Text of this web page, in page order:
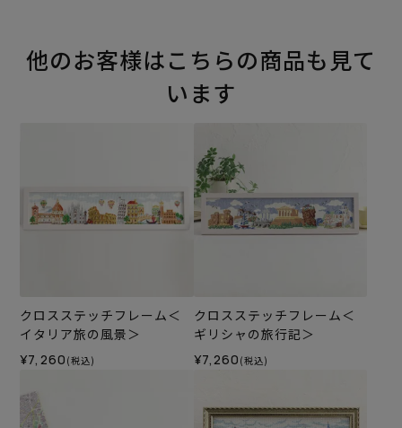
他のお客様はこちらの商品も見て
います
クロスステッチフレーム＜
イタリア旅の風景＞
¥7,260 (税込)
クロスステッチフレーム＜
ギリシャの旅行記＞
¥7,260 (税込)